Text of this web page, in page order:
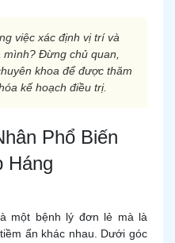
việc xác định vị trí và
Đừng chủ quan,
khoa để được thăm
kế hoạch điều trị.
Phổ Biến
Háng
một bệnh lý đơn lẻ mà là
ẩn khác nhau. Dưới góc